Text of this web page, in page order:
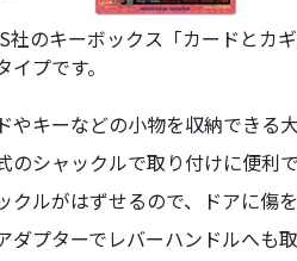
社のキーボックス「カードと
プです。
やキーなどの小物を収納できる
のシャックルで取り付けに便利で
クルがはずせるので、ドアに傷
ダプターでレバーハンドルへも取